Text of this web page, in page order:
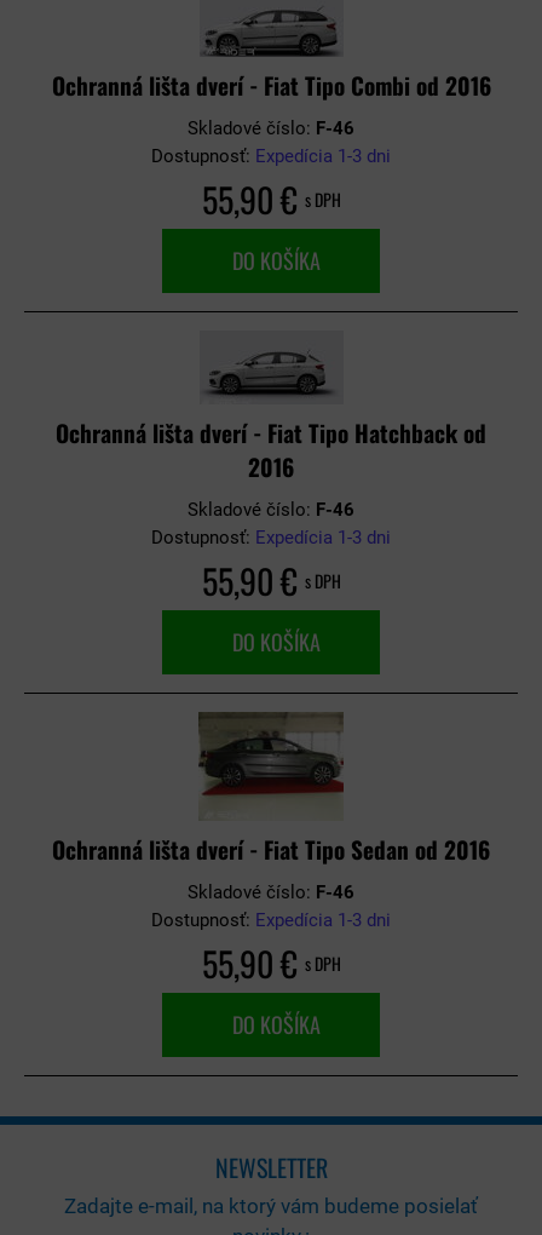
Ochranná lišta dverí - Fiat Tipo Combi od 2016
Skladové číslo: F-46
Dostupnosť: Expedícia 1-3 dni
55,90 € s DPH
DO KOŠÍKA
Ochranná lišta dverí - Fiat Tipo Hatchback od
2016
Skladové číslo: F-46
Dostupnosť: Expedícia 1-3 dni
55,90 € s DPH
DO KOŠÍKA
Ochranná lišta dverí - Fiat Tipo Sedan od 2016
Skladové číslo: F-46
Dostupnosť: Expedícia 1-3 dni
55,90 € s DPH
DO KOŠÍKA
NEWSLETTER
Zadajte e-mail, na ktorý vám budeme posielať